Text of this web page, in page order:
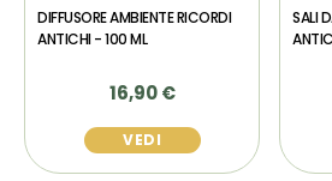
DIFFUSORE AMBIENTE RICORDI
ANTICHI - 100 ML
16,90 €
VEDI
SALI